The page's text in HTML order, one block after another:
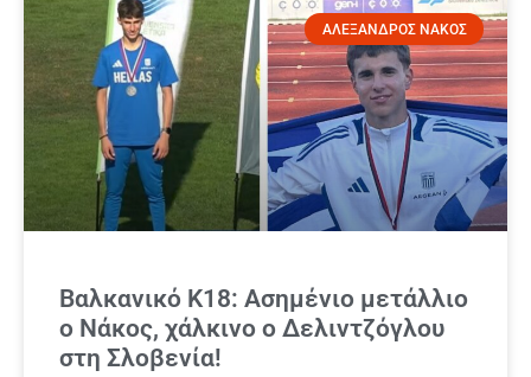
ΑΛΕΞΑΝΔΡΟΣ ΝΑΚΟΣ
Βαλκανικό Κ18: Ασημένιο μετάλλιο
ο Νάκος, χάλκινο ο Δελιντζόγλου
στη Σλοβενία!